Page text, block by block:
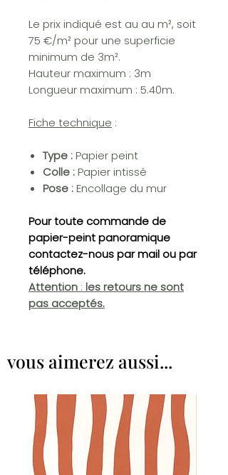
Le prix indiqué est au au m², soit
75 €/m² pour une superficie
minimum de 3m².
Hauteur maximum : 3m
Longueur maximum : 5.40m.
Fiche technique :
Type : Papier peint
Colle : Papier intissé
Pose : Encollage du mur
Pour toute commande de
papier-peint panoramique
contactez-nous par mail ou par
téléphone.
Attention : les retours ne sont
pas acceptés.
vous aimerez aussi...